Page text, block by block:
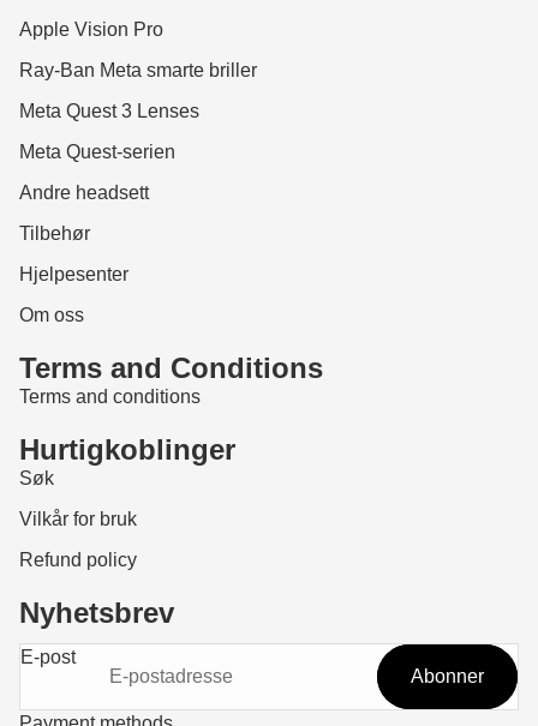
Apple Vision Pro
Ray-Ban Meta smarte briller
Meta Quest 3 Lenses
Meta Quest-serien
Andre headsett
Tilbehør
Hjelpesenter
Om oss
Terms and Conditions
Terms and conditions
Hurtigkoblinger
Søk
Vilkår for bruk
Refund policy
Nyhetsbrev
E-post
Abonner
Refund policy
Privacy policy
Vilkår for bruk